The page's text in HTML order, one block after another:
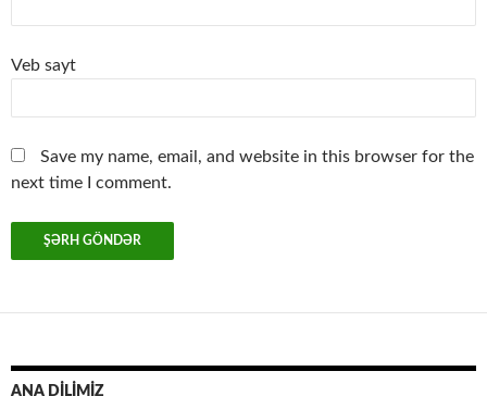
Veb sayt
Save my name, email, and website in this browser for the
next time I comment.
ANA DİLİMİZ